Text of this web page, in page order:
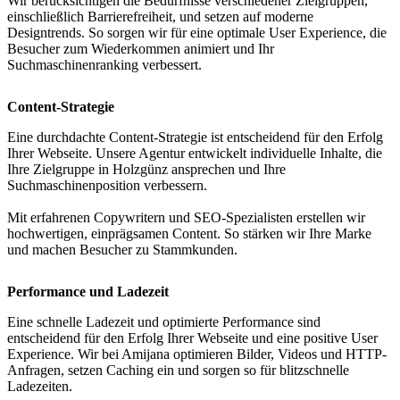
einschließlich Barrierefreiheit, und setzen auf moderne
Designtrends. So sorgen wir für eine optimale User Experience, die
Besucher zum Wiederkommen animiert und Ihr
Suchmaschinenranking verbessert.
Content-Strategie
Eine durchdachte Content-Strategie ist entscheidend für den Erfolg
Ihrer Webseite. Unsere Agentur entwickelt individuelle Inhalte, die
Ihre Zielgruppe in Holzgünz ansprechen und Ihre
Suchmaschinenposition verbessern.
Mit erfahrenen Copywritern und SEO-Spezialisten erstellen wir
hochwertigen, einprägsamen Content. So stärken wir Ihre Marke
und machen Besucher zu Stammkunden.
Performance und Ladezeit
Eine schnelle Ladezeit und optimierte Performance sind
entscheidend für den Erfolg Ihrer Webseite und eine positive User
Experience. Wir bei Amijana optimieren Bilder, Videos und HTTP-
Anfragen, setzen Caching ein und sorgen so für blitzschnelle
Ladezeiten.